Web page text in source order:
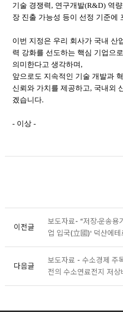
기술 경쟁력, 연구개발(R&D) 역
장 진출 가능성 등이 선정 기준에
이번 지정은 우리 회사가 국내 산
력 강화를 선도하는 핵심 기업으
의미한다고 생각하며,
앞으로도 지속적인 기술 개발과
신뢰와 가치를 제공하고, 국내외
겠습니다.
- 이상 -
이전글
보도자료- “저장·운송
업 입국(立國)' 덕산에테
다음글
보도자료 - 수소경제 주
전의 수소연료전지 저상